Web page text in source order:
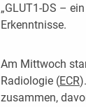
„GLUT1-DS –
Erkenntnisse.
Am Mittwoch
Radiologie (ECR
zusammen,